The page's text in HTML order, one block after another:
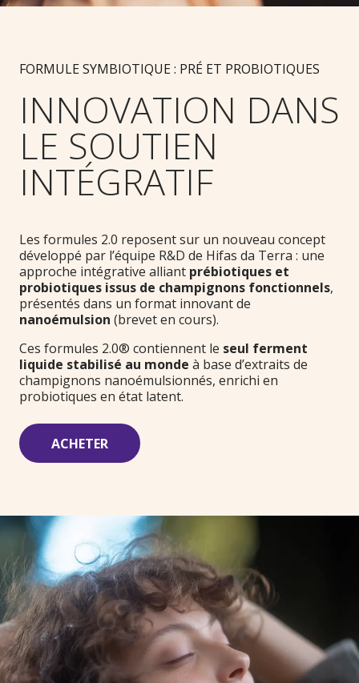
FORMULE SYMBIOTIQUE : PRÉ ET PROBIOTIQUES
INNOVATION DANS
LE SOUTIEN
INTÉGRATIF
Les formules 2.0 reposent sur un nouveau concept
développé par l’équipe R&D de Hifas da Terra : une
approche intégrative alliant prébiotiques et
probiotiques issus de champignons fonctionnels,
présentés dans un format innovant de
nanoémulsion (brevet en cours).
Ces formules 2.0® contiennent le seul ferment
liquide stabilisé au monde à base d’extraits de
champignons nanoémulsionnés, enrichi en
probiotiques en état latent.
ACHETER